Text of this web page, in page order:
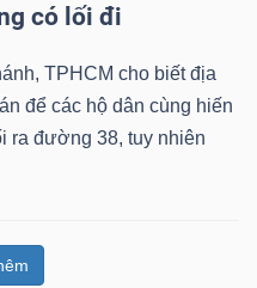
có lối đi
TPHCM cho biết địa
để các hộ dân cùng hiến
ra đường 38, tuy nhiên